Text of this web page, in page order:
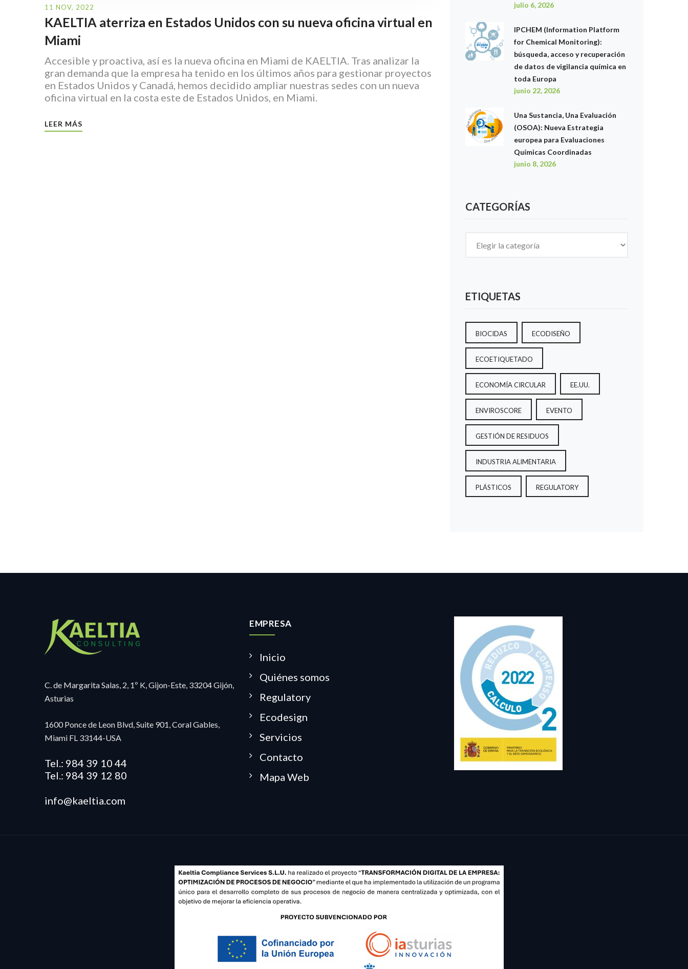
11 NOV, 2022
KAELTIA aterriza en Estados Unidos con su nueva oficina virtual en
Miami
Accesible y proactiva, así es la nueva oficina en Miami de KAELTIA. Tras analizar la
gran demanda que la empresa ha tenido en los últimos años para gestionar proyectos
en Estados Unidos y Canadá, hemos decidido ampliar nuestras sedes con un nueva
oficina virtual en la costa este de Estados Unidos, en Miami.
LEER MÁS
julio 6, 2026
IPCHEM (Information Platform
for Chemical Monitoring):
búsqueda, acceso y recuperación
de datos de vigilancia química en
toda Europa
junio 22, 2026
Una Sustancia, Una Evaluación
(OSOA): Nueva Estrategia
europea para Evaluaciones
Químicas Coordinadas
junio 8, 2026
CATEGORÍAS
ETIQUETAS
BIOCIDAS ECODISEÑO
ECOETIQUETADO
ECONOMÍA CIRCULAR EE.UU.
ENVIROSCORE EVENTO
GESTIÓN DE RESIDUOS
INDUSTRIA ALIMENTARIA
PLÁSTICOS REGULATORY
C. de Margarita Salas, 2, 1º K, Gijon-Este, 33204 Gijón,
Asturias
1600 Ponce de Leon Blvd, Suite 901, Coral Gables,
Miami FL 33144-USA
Tel.: 984 39 10 44
Tel.: 984 39 12 80
info@kaeltia.com
EMPRESA
Inicio
Quiénes somos
Regulatory
Ecodesign
Servicios
Contacto
Mapa Web